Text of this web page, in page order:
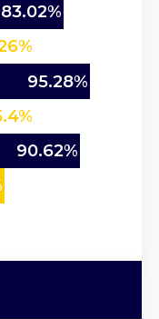
83.02%
95.28%
90.62%